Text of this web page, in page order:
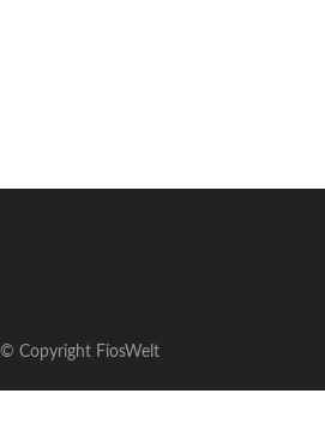
© Copyright FiosWelt